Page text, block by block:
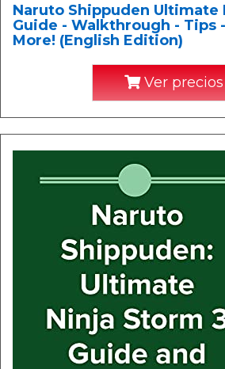
Naruto Shippuden Ultimate
Guide - Walkthrough - Tips
More! (English Edition)
Ver